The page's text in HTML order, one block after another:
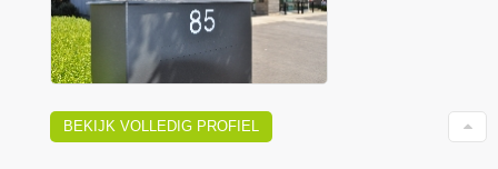
BEKIJK VOLLEDIG PROFIEL